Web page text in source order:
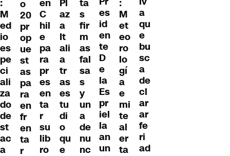
:
M
ed
io
es
pe
ci
ali
za
do
de
st
ac
a
o
20
pr
op
ue
st
as
pa
ra
en
fr
en
ta
r
en
C
hil
e
pa
ra
pr
es
en
ta
r
su
lib
ro
Pl
az
a
It
ali
a
tr
as
es
tu
di
o
qu
e
ta
s
fir
m
as
fal
sa
s
y
un
a
de
nu
nc
es
id
en
te
D
e
la
Es
pr
iel
la
an
un
:
M
et
eo
ro
lo
gí
a
e
mi
te
al
er
ta
a
qu
e
bu
sc
a
de
cl
ar
ar
fe
ri
ad